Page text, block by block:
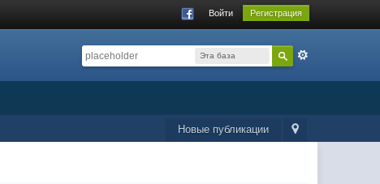
Войти Регистрация
Эта база
Новые публикации